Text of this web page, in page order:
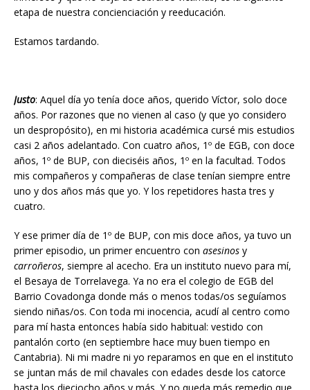
etapa de nuestra concienciación y reeducación.
Estamos tardando.
Justo: Aquel día yo tenía doce años, querido Víctor, solo doce
años. Por razones que no vienen al caso (y que yo considero
un despropósito), en mi historia académica cursé mis estudios
casi 2 años adelantado. Con cuatro años, 1º de EGB, con doce
años, 1º de BUP, con dieciséis años, 1º en la facultad. Todos
mis compañeros y compañeras de clase tenían siempre entre
uno y dos años más que yo. Y los repetidores hasta tres y
cuatro.
Y ese primer día de 1º de BUP, con mis doce años, ya tuvo un
primer episodio, un primer encuentro con asesinos y
carroñeros, siempre al acecho. Era un instituto nuevo para mí,
el Besaya de Torrelavega. Ya no era el colegio de EGB del
Barrio Covadonga donde más o menos todas/os seguíamos
siendo niñas/os. Con toda mi inocencia, acudí al centro como
para mí hasta entonces había sido habitual: vestido con
pantalón corto (en septiembre hace muy buen tiempo en
Cantabria). Ni mi madre ni yo reparamos en que en el instituto
se juntan más de mil chavales con edades desde los catorce